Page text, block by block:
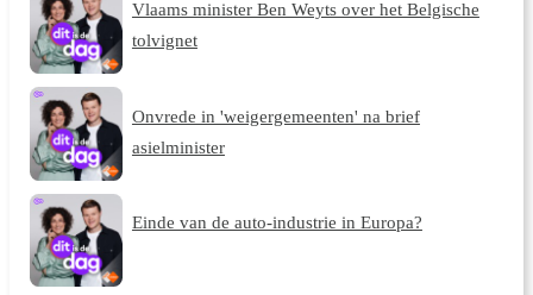
Vlaams minister Ben Weyts over het Belgische
tolvignet
Onvrede in 'weigergemeenten' na brief
asielminister
Einde van de auto-industrie in Europa?